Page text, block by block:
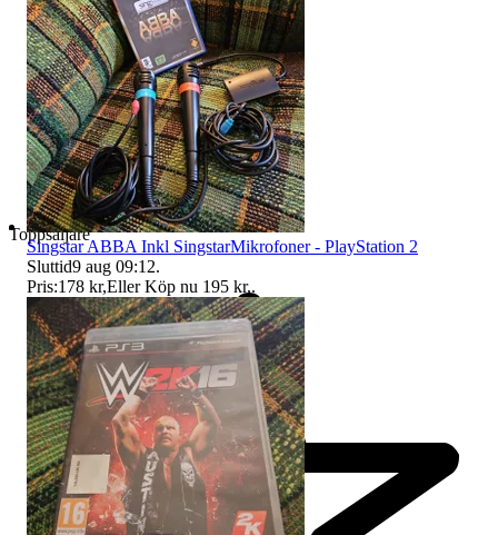
Toppsäljare
Singstar ABBA Inkl SingstarMikrofoner - PlayStation 2
Sluttid9 aug 09:12.
Pris:178 kr,Eller Köp nu 195 kr,.